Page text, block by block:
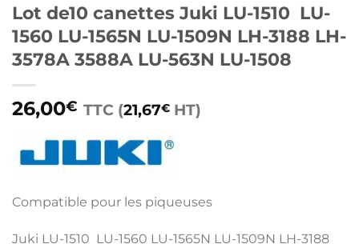
Lot de10 canettes Juki LU-1510 ​ LU-
1560 LU-1565N LU-1509N LH-3188 LH-
3578A 3588A LU-563N LU-1508
26,00€ TTC (21,67€ HT)
Compatible pour les piqueuses
Juki LU-1510 ​ LU-1560 LU-1565N LU-1509N LH-3188